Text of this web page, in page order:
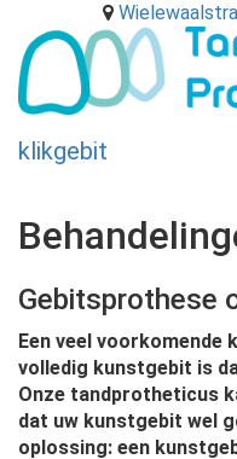
klikgebit
Gebitsprothese
Een veel voorkomende
volledig kunstgebit is
Onze tandprotheticus
dat uw kunstgebit wel
oplossing: een